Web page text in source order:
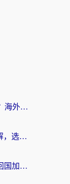
ChickCN和Unblock Youku好用吗？海外党亲测3款回国加速器，附iOS免费选择指南
海外党避坑指南：告别pc vpn 破解，选对回国加速器轻松访问国内资源
穿梭和海龟哪个好？海外党亲测回国加速器，附电脑免费VPN推荐